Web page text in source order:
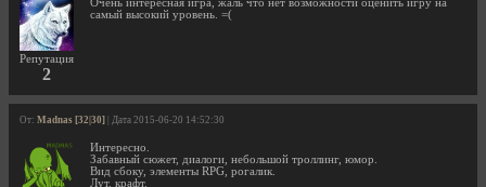
Репутация
2
самый высокий уровень. =(
От: Madnas [32|30] | Дата 2015-06-20 14:52:30
Интересно.
Забавный сюжет, диалоги, небольшой троллинг, юмор.
Вид сбоку, элементы RPG, рогалик.
Лут, крафт.